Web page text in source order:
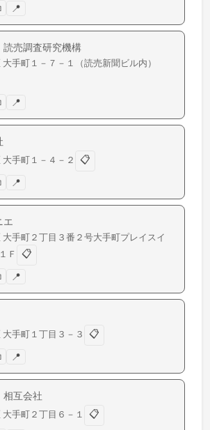
📍
売調査研究機構
大手町 １－７－１（読売新聞ビル内）
📍
大手町 １－４－２
📋
📍
大手町 ２丁目３番２号大手町プレイスイ
Ｆ
📋
📍
大手町 １丁目３－３
📋
📍
互会社
大手町 ２丁目６－１
📋